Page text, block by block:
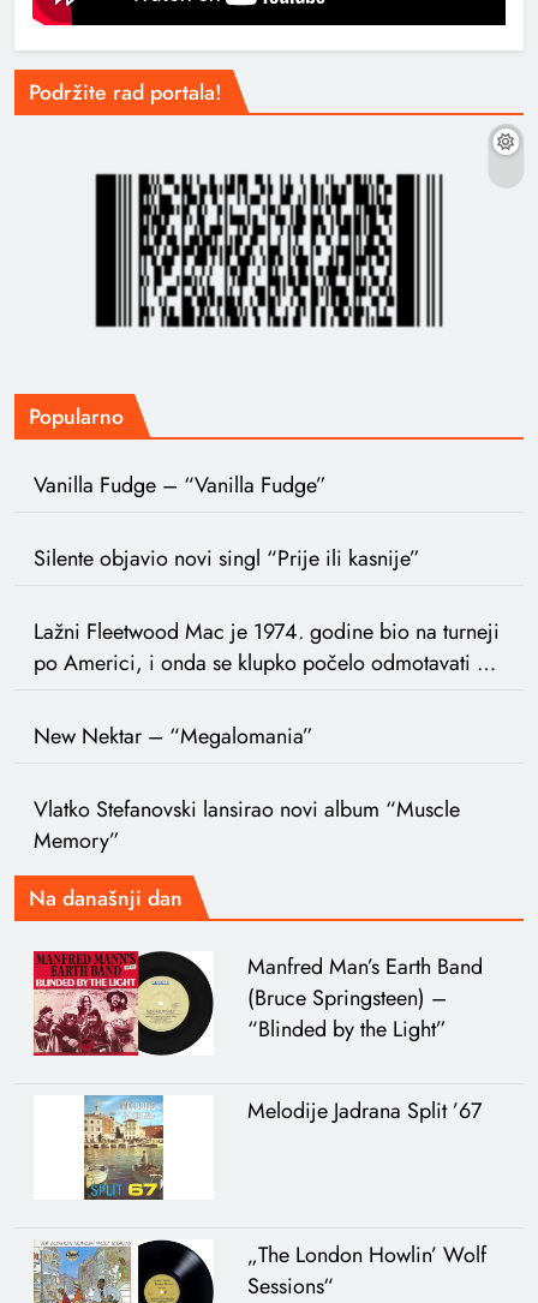
Podržite rad portala!
Popularno
Vanilla Fudge – “Vanilla Fudge”
Silente objavio novi singl “Prije ili kasnije”
Lažni Fleetwood Mac je 1974. godine bio na turneji
po Americi, i onda se klupko počelo odmotavati …
New Nektar – “Megalomania”
Vlatko Stefanovski lansirao novi album “Muscle
Memory”
Na današnji dan
Manfred Man’s Earth Band
(Bruce Springsteen) –
“Blinded by the Light”
Melodije Jadrana Split ’67
„The London Howlin’ Wolf
Sessions“